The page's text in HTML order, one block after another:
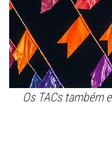
Os TACs também